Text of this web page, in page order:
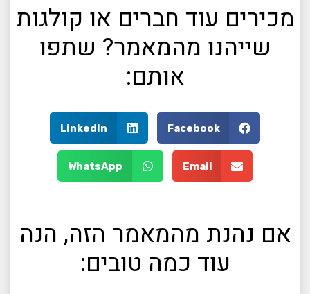
מכירים עוד חברים או קולגות
שייהנו מהמאמר? שתפו
אותם:
Facebook
LinkedIn
Email
WhatsApp
אם נהנת מהמאמר הזה, הנה
עוד כמה טובים: